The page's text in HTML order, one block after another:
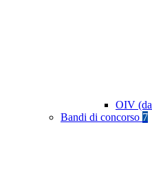
OIV
Bandi di concorso 7